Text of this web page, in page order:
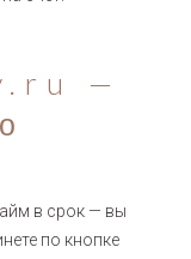
—
в срок — вы
по кнопке